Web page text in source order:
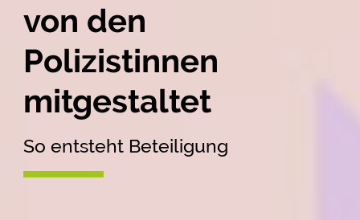
von den
Polizistinnen
mitgestaltet
So entsteht Beteiligung